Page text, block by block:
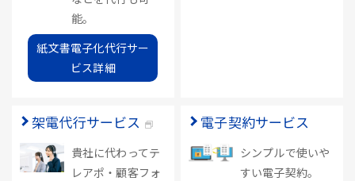
能。
紙文書電子化代行サー
ビス詳細
架電代行サービス
貴社に代わってテ
レアポ・顧客フォ
電子契約サービス
シンプルで使いや
すい電子契約。